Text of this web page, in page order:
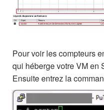
Pour voir les compteurs
qui héberge votre VM en
Ensuite entrez la